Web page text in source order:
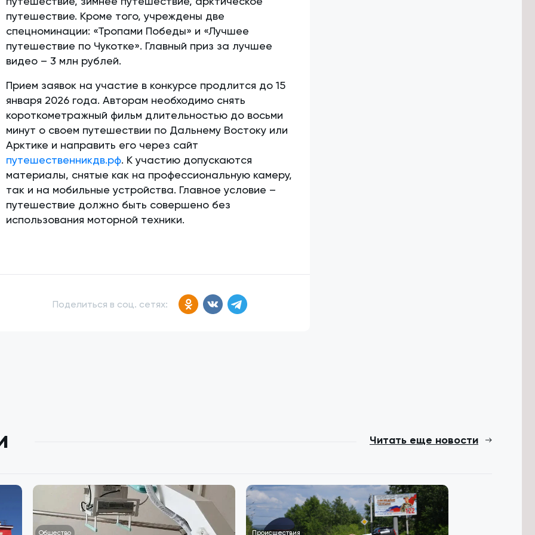
путешествие. Кроме того, учреждены две
спецноминации: «Тропами Победы» и «Лучшее
путешествие по Чукотке». Главный приз за лучшее
видео – 3 млн рублей.
Прием заявок на участие в конкурсе продлится до 15
января 2026 года. Авторам необходимо снять
короткометражный фильм длительностью до восьми
минут о своем путешествии по Дальнему Востоку или
Арктике и направить его через сайт
путешественникдв.рф. К участию допускаются
материалы, снятые как на профессиональную камеру,
так и на мобильные устройства. Главное условие –
путешествие должно быть совершено без
использования моторной техники.
Поделиться в соц. сетях:
Читать еще новости
Общество Происшествия